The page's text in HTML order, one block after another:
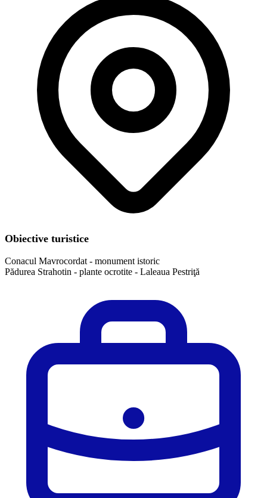
Obiective turistice
Conacul Mavrocordat - monument istoric
Pădurea Strahotin - plante ocrotite - Laleaua Pestriţă